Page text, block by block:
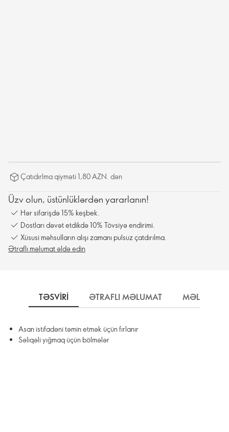
Çatıdırlma qiyməti 1,80 AZN. dən
Üzv olun, üstünlüklərdən yararlanın!
Hər sifarişdə 15% keşbek.
Dostları dəvət etdikdə 10% Tövsiyə endirimi.
Xüsusi məhsulların alışı zamanı pulsuz çatdırılma.
Ətraflı məlumat əldə edin
TƏSVIRI ƏTRAFLI MƏLUMAT MƏLUMAT
Asan istifadəni təmin etmək üçün fırlanır
Səliqəli yığmaq üçün bölmələr